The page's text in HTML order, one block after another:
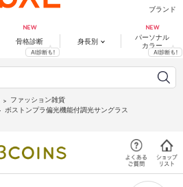
ブランド
骨格診断 身長別
パーソナル
カラー
ファッション雑貨
ボストンプラ偏光機能付調光サングラス